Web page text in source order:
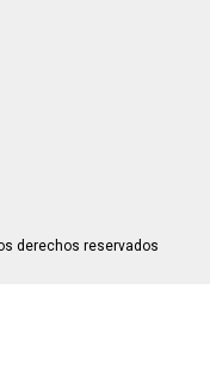
derechos reservados